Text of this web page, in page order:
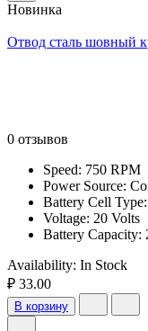
Новинка
Отвод сталь шовный
0 отзывов
Speed: 750 RPM
Power Source:
Battery Cell
Voltage: 20 Volts
Battery Capacity:
Availability: In Stock
₽ 33.00
В корзину